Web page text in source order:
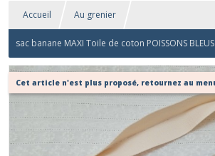
Accueil Au grenier
sac banane MAXI Toile de coton POISSONS BLEUS